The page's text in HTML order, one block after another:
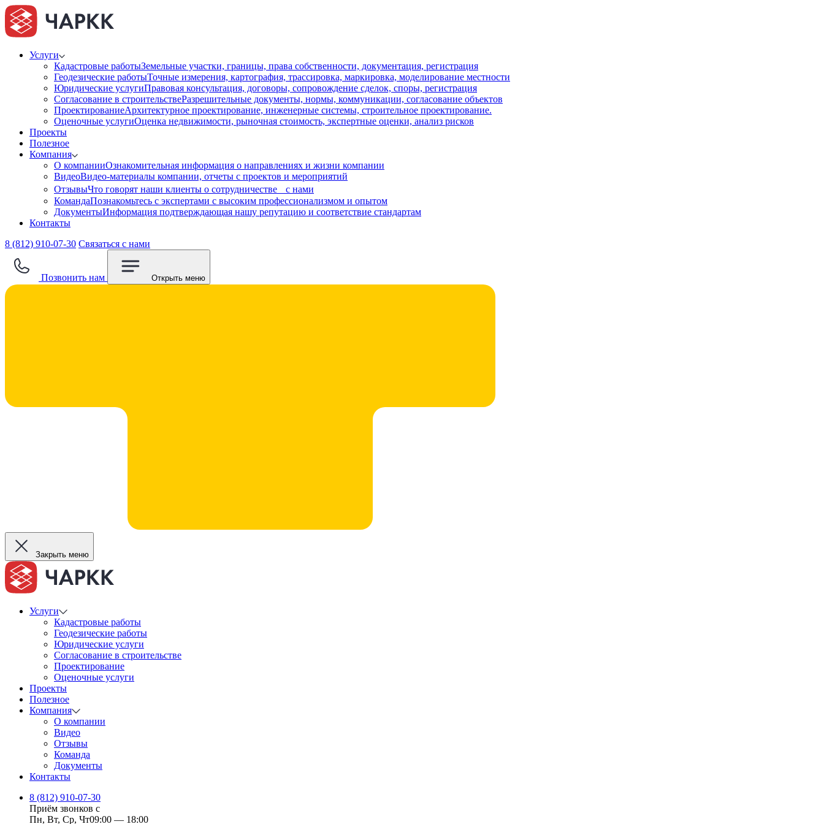
Услуги
Кадастровые работыЗемельные участки, границы, права собственности, документация, регистрация
Геодезические работыТочные измерения, картография, трассировка, маркировка, моделирование местности
Юридические услугиПравовая консультация, договоры, сопровождение сделок, споры, регистрация
Согласование в строительствеРазрешительные документы, нормы, коммуникации, согласование объектов
ПроектированиеАрхитектурное проектирование, инженерные системы, строительное проектирование.
Оценочные услугиОценка недвижимости, рыночная стоимость, экспертные оценки, анализ рисков
Проекты
Полезное
Компания
О компанииОзнакомительная информация о направлениях и жизни компании
ВидеоВидео-материалы компании, отчеты с проектов и мероприятий
ОтзывыЧто говорят наши клиенты о сотрудничестве с нами
КомандаПознакомьтесь с экспертами с высоким профессионализмом и опытом
ДокументыИнформация подтверждающая нашу репутацию и соответствие стандартам
Контакты
8 (812) 910-07-30 Связаться с нами
Позвонить нам Открыть меню
Закрыть меню
Услуги
Кадастровые работы
Геодезические работы
Юридические услуги
Согласование в строительстве
Проектирование
Оценочные услуги
Проекты
Полезное
Компания
О компании
Видео
Отзывы
Команда
Документы
Контакты
8 (812) 910-07-30
Приём звонков с
Пн, Вт, Ср, Чт09:00 — 18:00